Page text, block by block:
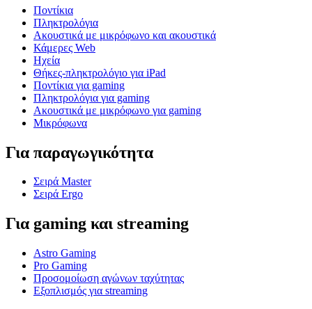
Ποντίκια
Πληκτρολόγια
Ακουστικά με μικρόφωνο και ακουστικά
Κάμερες Web
Ηχεία
Θήκες-πληκτρολόγιο για iPad
Ποντίκια για gaming
Πληκτρολόγια για gaming
Ακουστικά με μικρόφωνο για gaming
Μικρόφωνα
Για παραγωγικότητα
Σειρά Master
Σειρά Ergo
Για gaming και streaming
Astro Gaming
Pro Gaming
Προσομοίωση αγώνων ταχύτητας
Εξοπλισμός για streaming